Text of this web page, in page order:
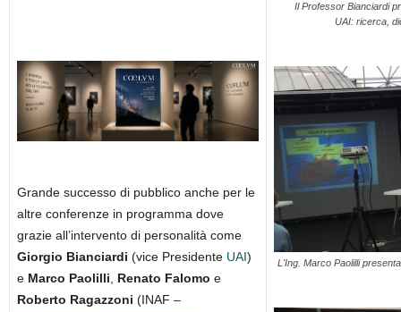
Grande successo di pubblico anche per le
altre conferenze in programma dove
grazie all’intervento di personalità come
Giorgio Bianciardi (vice Presidente UAI)
e Marco Paolilli Renato Falomo e
Roberto Ragazzoni (INAF –
Il Professor Bianciardi
UAI: ricerca,
L'Ing. Marco Paolilli